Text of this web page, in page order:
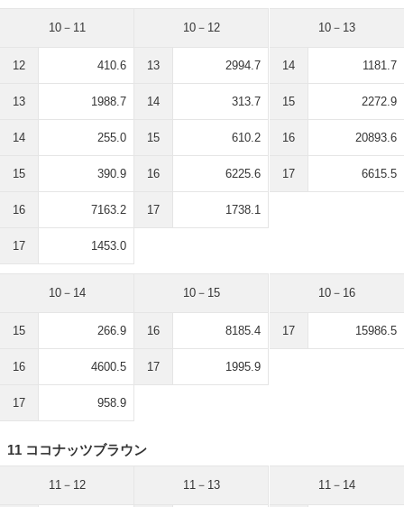
10－11
12 410.6
13 1988.7
14 255.0
15 390.9
16 7163.2
17 1453.0
10－12
13 2994.7
14 313.7
15 610.2
16 6225.6
17 1738.1
10－13
14 1181.7
15 2272.9
16 20893.6
17 6615.5
10－14
15 266.9
16 4600.5
17 958.9
10－15
16 8185.4
17 1995.9
10－16
17 15986.5
11 ココナッツブラウン
11－12 11－13 11－14